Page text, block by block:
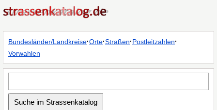
Bundesländer/Landkreise·Orte·Straßen·Postleitzahlen·
Vorwahlen